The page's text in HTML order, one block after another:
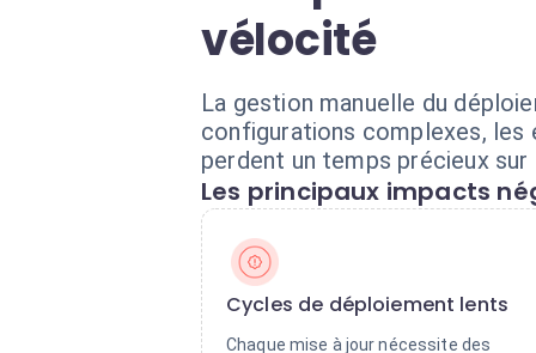
vélocité
La gestion manuelle du
configurations complexes, les
perdent un temps précieux
Les principaux impacts
Cycles de déploiement lents
Chaque mise à jour nécessite des